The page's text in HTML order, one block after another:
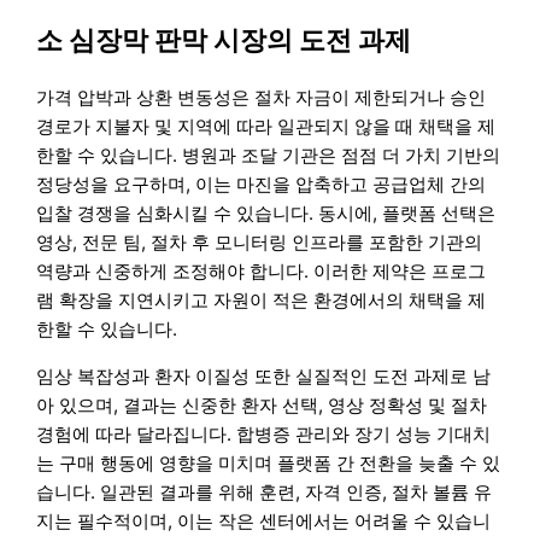
소 심장막 판막 시장의 도전 과제
가격 압박과 상환 변동성은 절차 자금이 제한되거나 승인
경로가 지불자 및 지역에 따라 일관되지 않을 때 채택을 제
한할 수 있습니다. 병원과 조달 기관은 점점 더 가치 기반의
정당성을 요구하며, 이는 마진을 압축하고 공급업체 간의
입찰 경쟁을 심화시킬 수 있습니다. 동시에, 플랫폼 선택은
영상, 전문 팀, 절차 후 모니터링 인프라를 포함한 기관의
역량과 신중하게 조정해야 합니다. 이러한 제약은 프로그
램 확장을 지연시키고 자원이 적은 환경에서의 채택을 제
한할 수 있습니다.
임상 복잡성과 환자 이질성 또한 실질적인 도전 과제로 남
아 있으며, 결과는 신중한 환자 선택, 영상 정확성 및 절차
경험에 따라 달라집니다. 합병증 관리와 장기 성능 기대치
는 구매 행동에 영향을 미치며 플랫폼 간 전환을 늦출 수 있
습니다. 일관된 결과를 위해 훈련, 자격 인증, 절차 볼륨 유
지는 필수적이며, 이는 작은 센터에서는 어려울 수 있습니